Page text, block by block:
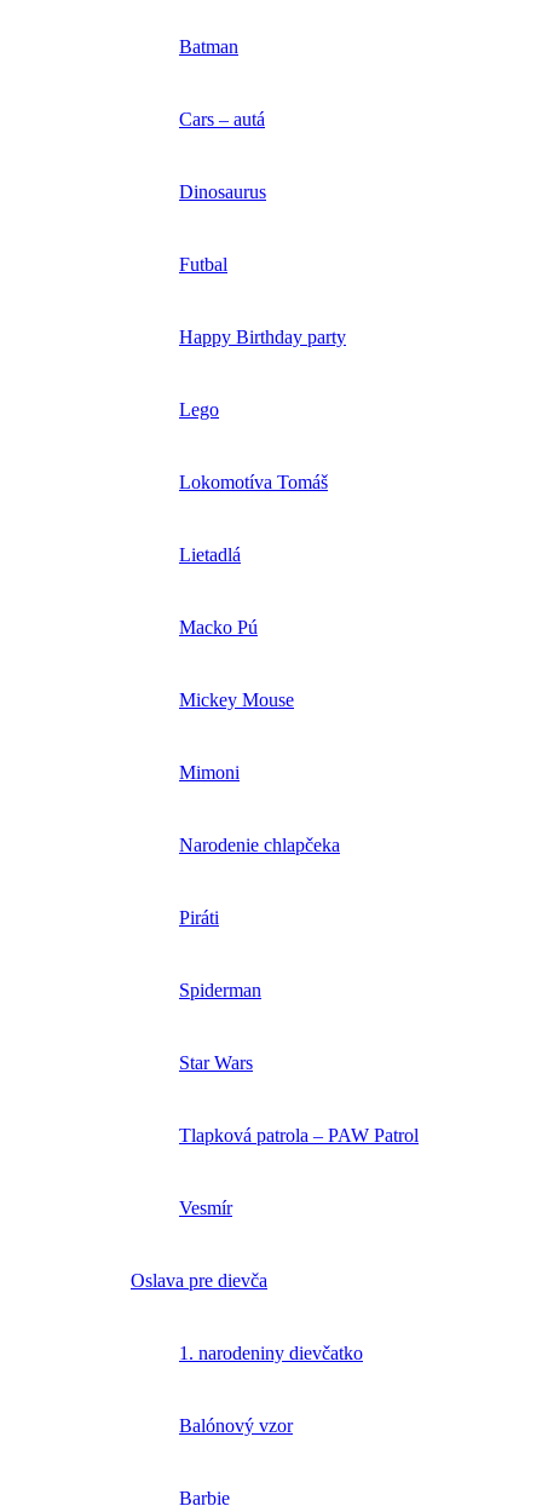
Batman
Cars – autá
Dinosaurus
Futbal
Happy Birthday party
Lego
Lokomotíva Tomáš
Lietadlá
Macko Pú
Mickey Mouse
Mimoni
Narodenie chlapčeka
Piráti
Spiderman
Star Wars
Tlapková patrola – PAW Patrol
Vesmír
Oslava pre dievča
1. narodeniny dievčatko
Balónový vzor
Barbie